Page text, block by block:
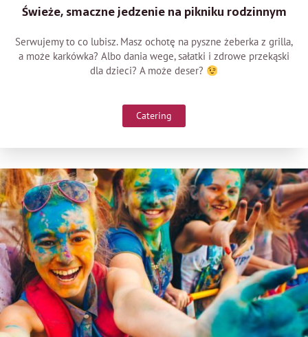
Świeże, smaczne jedzenie na pikniku rodzinnym
Serwujemy to co lubisz. Masz ochotę na pyszne żeberka z grilla,
a może karkówka? Albo dania wege, sałatki i zdrowe przekąski
dla dzieci? A może deser?
Catering